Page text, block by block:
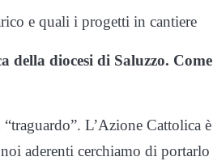
e quali i progetti in cantiere
della diocesi di Saluzzo. Come
L’Azione Cattolica è
aderenti cerchiamo di portarlo